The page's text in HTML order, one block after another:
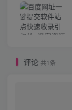
评论 共1条